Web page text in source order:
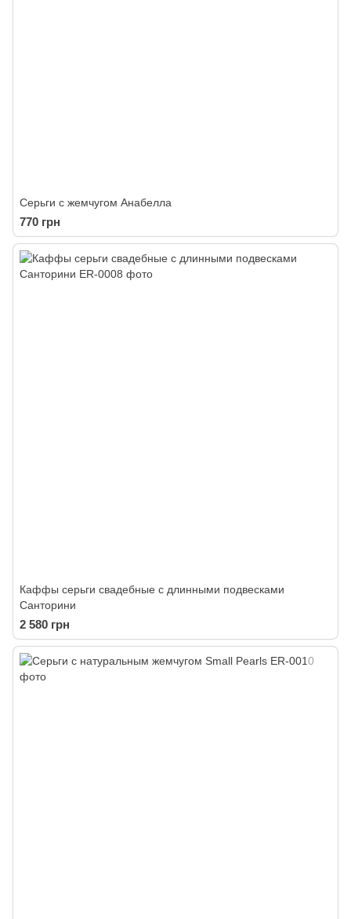
Серьги с жемчугом Анабелла
770 грн
Каффы серьги свадебные с длинными подвесками
Санторини
2 580 грн